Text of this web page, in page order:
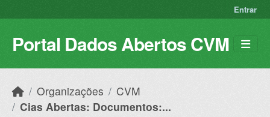
Entrar
Portal Dados Abertos CVM
Organizações
CVM
Cias Abertas: Documentos:...